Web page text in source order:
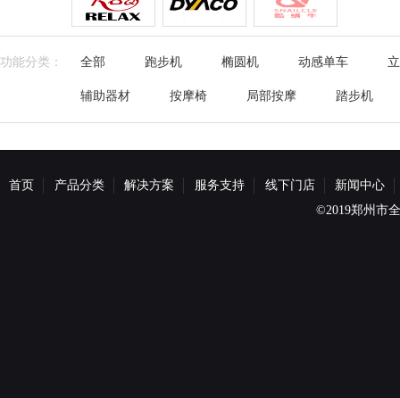
功能分类： 全部 跑步机 椭圆机 动感单车
辅助器材 按摩椅 局部按摩 踏步机
首页 产品分类 解决方案 服务支持 线下门店
新闻中心
©2019郑州市